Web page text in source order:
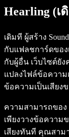
Hearling (เ
เดิมที ผู้สร้าง
กับแฟลชการ์ดของ
กับผู้อื่น เว็บไซต์ยั
แปลงไฟล์ข้อความ
ข้อความเป็นเสียงข
ความสามารถของ
เพียงวางข้อควา
เสียงทันที คุณสาม